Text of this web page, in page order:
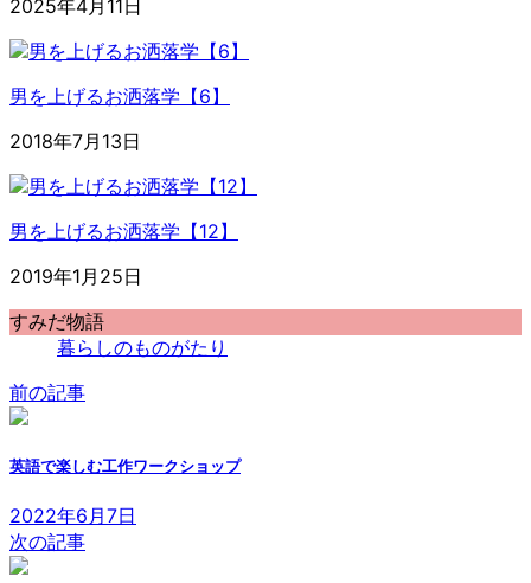
2025年4月11日
男を上げるお洒落学【6】
2018年7月13日
男を上げるお洒落学【12】
2019年1月25日
すみだ物語
暮らしのものがたり
前の記事
英語で楽しむ工作ワークショップ
2022年6月7日
次の記事